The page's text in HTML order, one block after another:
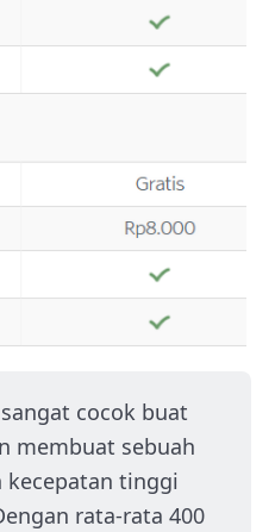
cocok buat
membuat sebuah
kecepatan tinggi
rata-rata 400